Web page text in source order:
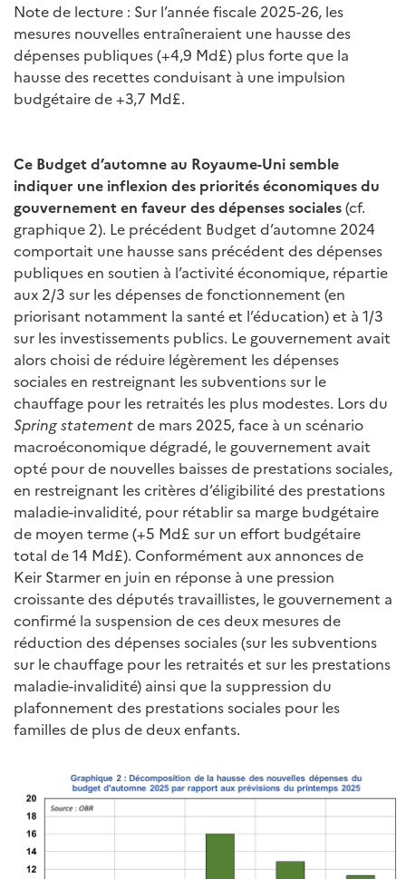
Note de lecture : Sur l’année fiscale 2025-26, les
mesures nouvelles entraîneraient une hausse des
dépenses publiques (+4,9 Md£) plus forte que la
hausse des recettes conduisant à une impulsion
budgétaire de +3,7 Md£.
Ce Budget d’automne au Royaume-Uni semble
indiquer une inflexion des priorités économiques du
gouvernementen faveur des dépenses sociales(cf.
graphique 2). Le précédent Budget d’automne 2024
comportait une hausse sans précédent des dépenses
publiques en soutien à l’activité économique, répartie
aux 2/3 sur les dépenses de fonctionnement (en
priorisant notamment la santé et l’éducation) et à 1/3
sur les investissements publics. Le gouvernement avait
alors choisi de réduire légèrement les dépenses
sociales en restreignant les subventions sur le
chauffage pour les retraités les plus modestes. Lors du
Spring statementde mars 2025, face à un scénario
macroéconomique dégradé, le gouvernement avait
opté pour de nouvelles baisses de prestations sociales,
en restreignant les critères d’éligibilité des prestations
maladie-invalidité, pour rétablir sa marge budgétaire
de moyen terme (+5 Md£ sur un effort budgétaire
total de 14 Md£). Conformément aux annonces de
Keir Starmer en juin en réponse à une pression
croissante des députés travaillistes, le gouvernement a
confirmé la suspension de ces deux mesures de
réduction des dépenses sociales (sur les subventions
sur le chauffage pour les retraités et sur les prestations
maladie-invalidité) ainsi que la suppression du
plafonnement des prestations sociales pour les
familles de plus de deux enfants.